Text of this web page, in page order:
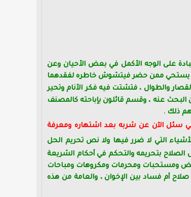
على الوجه الأكمل في بعض الأحيان وعن
أو يستحي ممن حضر فيتشوش خاطره لفقدهما
والطوال ، فتشتت فيه فكر الأنام وتحير
عنه ، وقسم قائلون بإباحته كالمصنف
ذلك .
سئل الآن عن شربه بعد اشتهاره ومعرفة
التي لا ضرر فيها ولا نص تحريم الحل
الصلاح بتحريمه والتحكم في أحكام الشريعة
فرائض ومستحبات ومحرمات ومكروهات ومباحات
أم فساد بين الإخوان ، والعامة من هذه